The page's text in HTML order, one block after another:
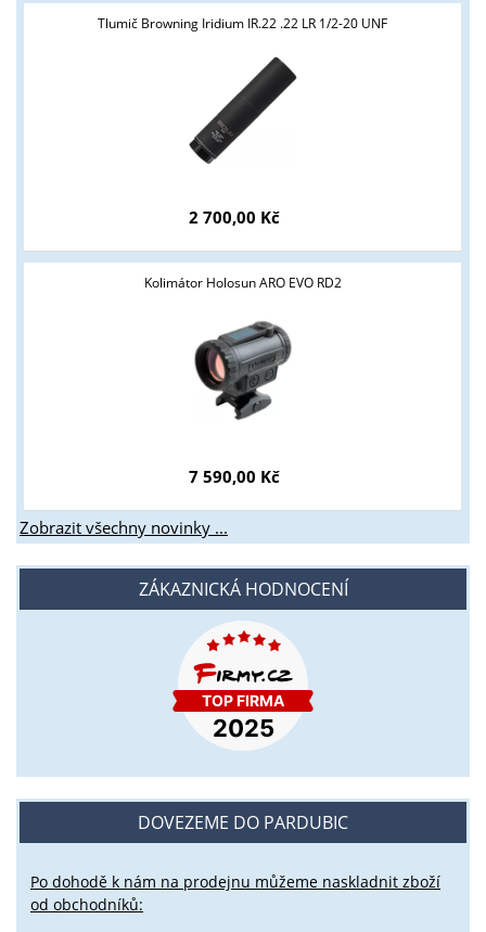
Tlumič Browning Iridium IR.22 .22 LR 1/2-20 UNF
2 700,00 Kč
Kolimátor Holosun ARO EVO RD2
7 590,00 Kč
Zobrazit všechny novinky ...
ZÁKAZNICKÁ HODNOCENÍ
DOVEZEME DO PARDUBIC
Po dohodě k nám na prodejnu můžeme naskladnit zboží
od obchodníků:
Tyto stránky jsou určeny pouze odborné veřejnosti od 18 let a
podnikatelům v oblasti zbraně a střelivo. Splňujete tyto
podmínky?